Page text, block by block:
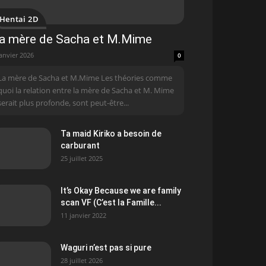
Hentai 2D
mère de Sacha et M.Mime
2026 0
mère de Sacha et M.Mime Les théories comme
la relation entre la mère de Sacha et M. Mime
plus profonde, sont peut-être...
Ta maid Kiriko a besoin de
carburant
25 juillet 2025
It’s Okay Because we are family
scan VF (C’est la Famille...
11 janvier 2022
Waguri n’est pas si pure
28 juillet 2026